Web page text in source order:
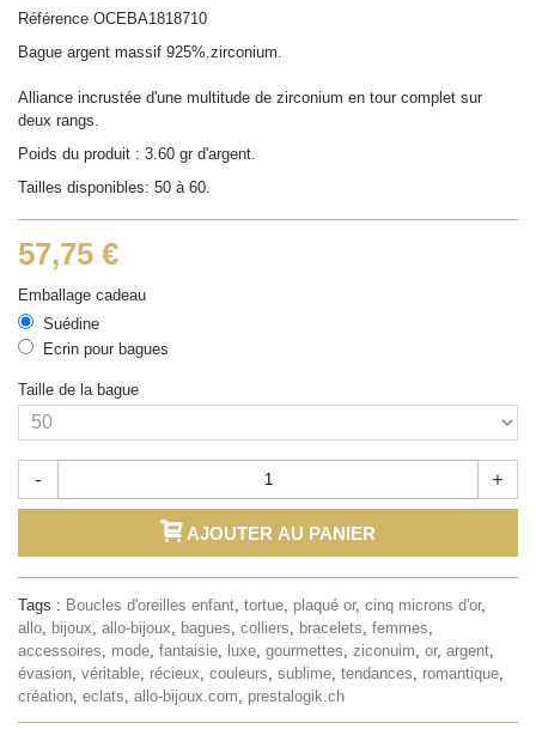
Référence OCEBA1818710
Bague argent massif 925%.zirconium.
Alliance incrustée d'une multitude de zirconium en tour complet sur
deux rangs.
Poids du produit : 3.60 gr d'argent.
Tailles disponibles: 50 à 60.
57,75 €
Emballage cadeau
Suédine
Ecrin pour bagues
Taille de la bague
- +
AJOUTER AU PANIER
Tags : Boucles d'oreilles enfant, tortue, plaqué or, cinq microns d'or,
allo, bijoux, allo-bijoux, bagues, colliers, bracelets, femmes,
accessoires, mode, fantaisie, luxe, gourmettes, ziconuim, or, argent,
évasion, véritable, récieux, couleurs, sublime, tendances, romantique,
création, eclats, allo-bijoux.com, prestalogik.ch